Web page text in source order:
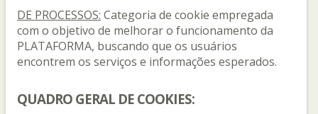
DE PROCESSOS: Categoria de cookie empregada
com o objetivo de melhorar o funcionamento da
PLATAFORMA, buscando que os usuários
encontrem os serviços e informações esperados.
QUADRO GERAL DE COOKIES: